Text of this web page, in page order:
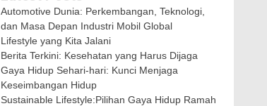
Automotive Dunia: Perkembangan, Teknologi,
dan Masa Depan Industri Mobil Global
Lifestyle yang Kita Jalani
Berita Terkini: Kesehatan yang Harus Dijaga
Gaya Hidup Sehari-hari: Kunci Menjaga
Keseimbangan Hidup
Sustainable Lifestyle:Pilihan Gaya Hidup Ramah